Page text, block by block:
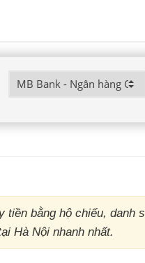
bằng hộ chiếu, danh
Hà Nội nhanh nhất.